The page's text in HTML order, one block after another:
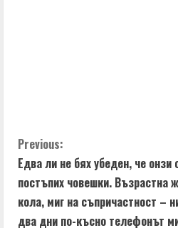
C
o
n
Previous:
Едва ли не бях убеден, че онзи
постъпих човешки. Възрастна
кола, миг на съпричастност –
два дни по-късно телефонът